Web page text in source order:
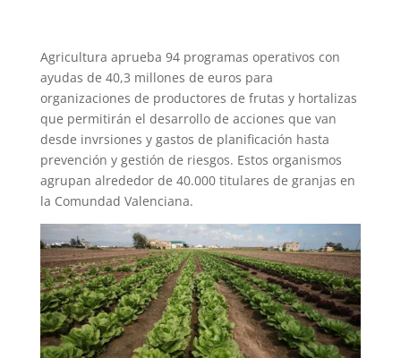
Agricultura aprueba 94 programas operativos con
ayudas de 40,3 millones de euros para
organizaciones de productores de frutas y hortalizas
que permitirán el desarrollo de acciones que van
desde invrsiones y gastos de planificación hasta
prevención y gestión de riesgos. Estos organismos
agrupan alrededor de 40.000 titulares de granjas en
la Comundad Valenciana.